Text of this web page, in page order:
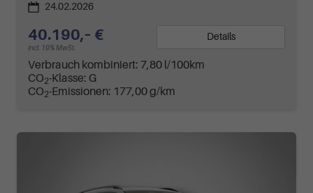
24.02.2026
40.190,– €
incl. 19% MwSt.
Details
Verbrauch kombiniert: 7,80 l/100km
CO2-Klasse: G
CO2-Emissionen: 177,00 g/km